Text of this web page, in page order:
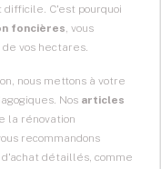
C'est pourquoi
foncières, vous
vos hectares.
nous mettons à votre
Nos articles
la rénovation
recommandons
détaillés, comme